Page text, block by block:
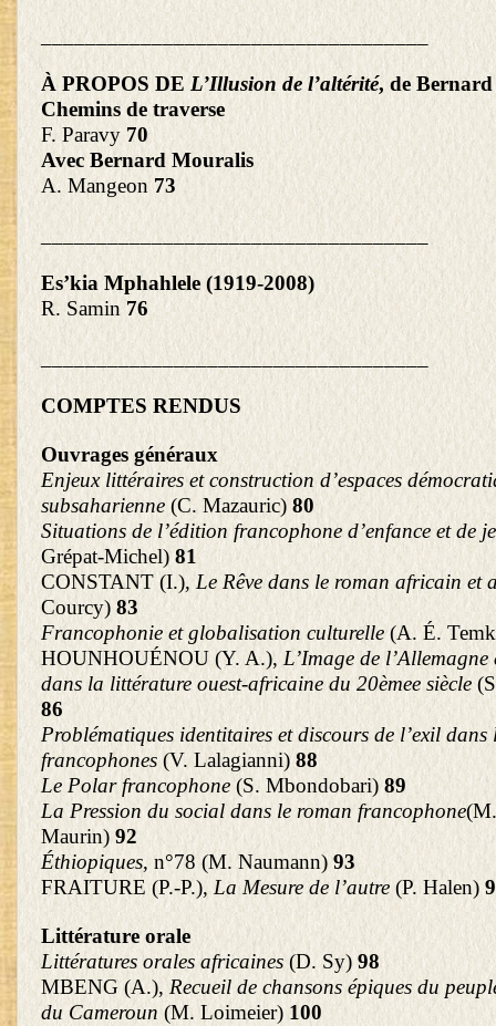
___________________________________
À PROPOS DE L’Illusion de l’altérité, de
Chemins de traverse
F. Paravy 70
Avec Bernard Mouralis
A. Mangeon 73
___________________________________
Es’kia Mphahlele (1919-2008)
R. Samin 76
___________________________________
COMPTES RENDUS
Ouvrages généraux
Enjeux littéraires et construction d’espaces
subsaharienne (C. Mazauric) 80
Situations de l’édition francophone d’enfance et de
Grépat-Michel) 81
CONSTANT (I.),Le Rêve dans le roman africain et
Courcy) 83
Francophonie et globalisation culturelle(A. É.
HOUNHOUÉNOU (Y. A.),L’Image de
dans la littérature ouest-africaine du 20èmee siècle
86
Problématiques identitaires et discours de l’exil dans
francophones (V. Lalagianni) 88
Le Polar francophone (S. Mbondobari) 89
La Pression du social dans le roman francophone
Maurin) 92
Éthiopiques, n°78 (M. Naumann) 93
FRAITURE (P.-P.),La Mesure de l’autre (P. Halen)
Littérature orale
Littératures orales africaines (D. Sy) 98
MBENG (A.), Recueil de chansons épiques du
du Cameroun (M. Loimeier) 100